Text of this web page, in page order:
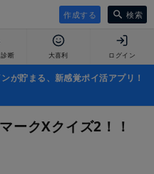
作成する 検索
断 大喜利 ログイン
が貯まる、新感覚ポイ活アプリ！
ークXクイズ2！！